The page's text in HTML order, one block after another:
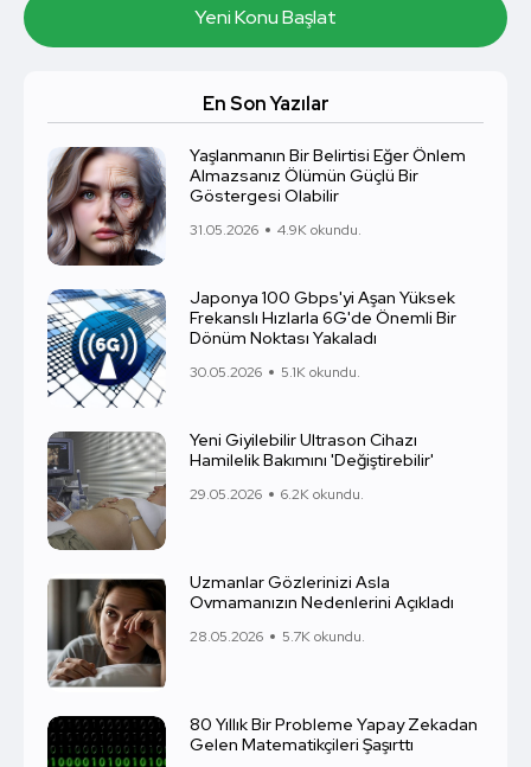
Yeni Konu Başlat
En Son Yazılar
Yaşlanmanın Bir Belirtisi Eğer Önlem
Almazsanız Ölümün Güçlü Bir
Göstergesi Olabilir
31.05.2026 4.9K okundu.
Japonya 100 Gbps'yi Aşan Yüksek
Frekanslı Hızlarla 6G'de Önemli Bir
Dönüm Noktası Yakaladı
30.05.2026 5.1K okundu.
Yeni Giyilebilir Ultrason Cihazı
Hamilelik Bakımını 'Değiştirebilir'
29.05.2026 6.2K okundu.
Uzmanlar Gözlerinizi Asla
Ovmamanızın Nedenlerini Açıkladı
28.05.2026 5.7K okundu.
80 Yıllık Bir Probleme Yapay Zekadan
Gelen Matematikçileri Şaşırttı